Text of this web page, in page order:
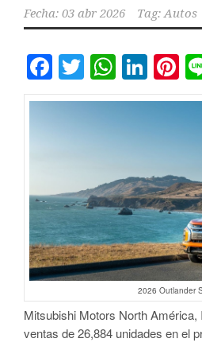
Fecha: 03 abr 2026 Tag:Autos
Facebook
Twitter
2026 Outlander
Mitsubishi Motors North
ventas de 26,884 unidades en el